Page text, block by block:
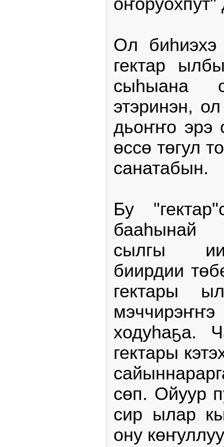
Ол биһиэхэ
гектар
сыһыана
этэринэн,
дьоҥҥо эрэ
өссө төгул
санатабын.
Бу
бааһынай
сылгы
биирдии
гектары
ходуһаҕа.
гектары
сөп. Ойуур
сир ылар
ону